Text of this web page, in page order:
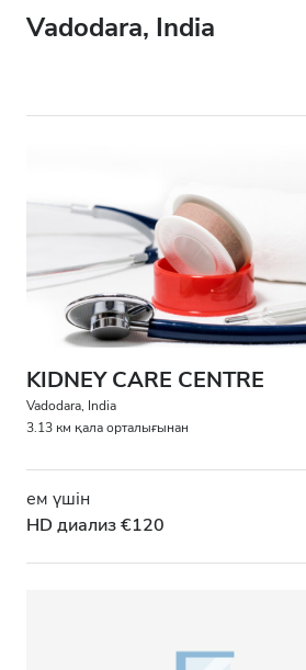
Барлық диализ түрлері
АИТВ пациенттері
В гепатиті бар пациенттер
С гепатиті бар пациенттер
GHIC
Сусындар мен жеңіл тағамдар
Vadodara, India
KIDNEY CARE CENTRE
Vadodara, India
3.13 км қала орталығынан
ем үшін
HD диализ €120